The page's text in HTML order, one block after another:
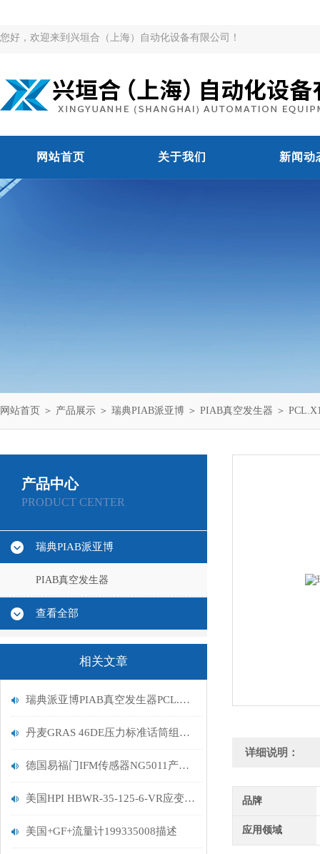
您好，欢迎来到兴垣合（上海）自动化设备有限公司！
网站首页 关于我们 新闻动
网站首页 ＞ 产品展示 ＞ 瑞典PIAB派亚博 ＞ PIAB真空发生器 ＞
产品中心
PRODUCT CENTER
瑞典PIAB派亚博
PIAB真空发生器
查看全部
相关文章
瑞典派亚博PIAB真空发生器PCL.X1BN.S.10D.SV发货
丹麦GRAS 46DE压力标准话筒组的测量范围
德国易福门IFM传感器NG5011产品描述
美国HPI HBWR-35-125-6-VR应变计数据规格
美国+GF+流量计199335008描述
详细说明：
品牌
应用领域